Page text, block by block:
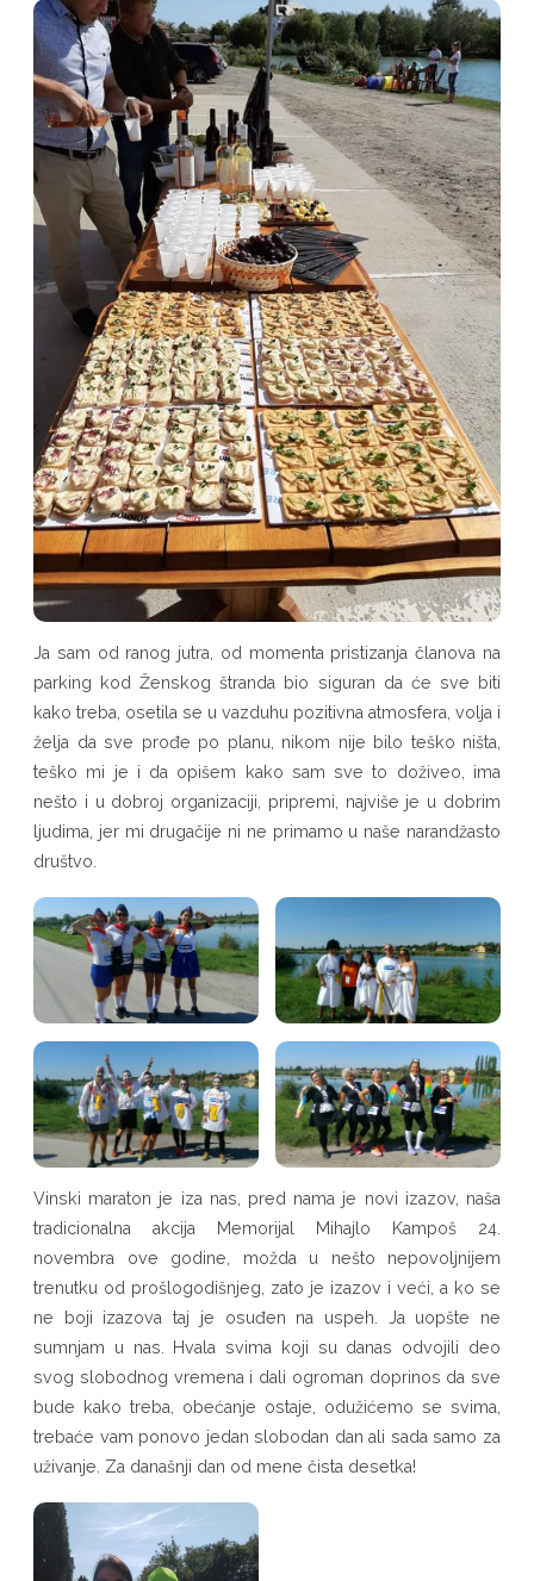
Ja sam od ranog jutra, od momenta pristizanja članova na
parking kod Ženskog štranda bio siguran da će sve biti
kako treba, osetila se u vazduhu pozitivna atmosfera, volja i
želja da sve prođe po planu, nikom nije bilo teško ništa,
teško mi je i da opišem kako sam sve to doživeo, ima
nešto i u dobroj organizaciji, pripremi, najviše je u dobrim
ljudima, jer mi drugačije ni ne primamo u naše narandžasto
društvo.
Vinski maraton je iza nas, pred nama je novi izazov, naša
tradicionalna akcija Memorijal Mihajlo Kampoš 24.
novembra ove godine, možda u nešto nepovoljnijem
trenutku od prošlogodišnjeg, zato je izazov i veći, a ko se
ne boji izazova taj je osuđen na uspeh. Ja uopšte ne
sumnjam u nas. Hvala svima koji su danas odvojili deo
svog slobodnog vremena i dali ogroman doprinos da sve
bude kako treba, obećanje ostaje, odužićemo se svima,
trebaće vam ponovo jedan slobodan dan ali sada samo za
uživanje. Za današnji dan od mene čista desetka!